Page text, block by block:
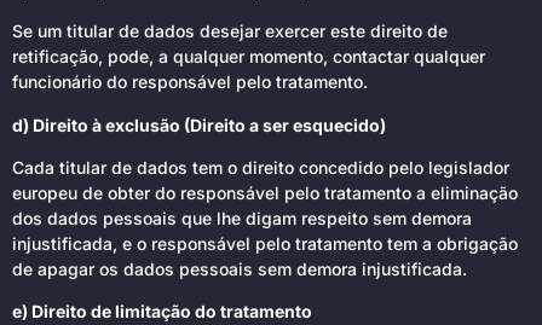
Se um titular de dados desejar exercer este direito de
retificação, pode, a qualquer momento, contactar qualquer
funcionário do responsável pelo tratamento.
d) Direito à exclusão (Direito a ser esquecido)
Cada titular de dados tem o direito concedido pelo legislador
europeu de obter do responsável pelo tratamento a eliminação
dos dados pessoais que lhe digam respeito sem demora
injustificada, e o responsável pelo tratamento tem a obrigação
de apagar os dados pessoais sem demora injustificada.
e) Direito de limitação do tratamento